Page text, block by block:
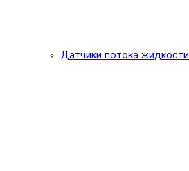
Датчики потока жидкости